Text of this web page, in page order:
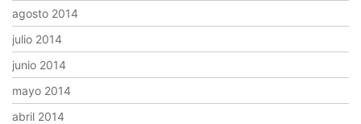
agosto 2014
julio 2014
junio 2014
mayo 2014
abril 2014